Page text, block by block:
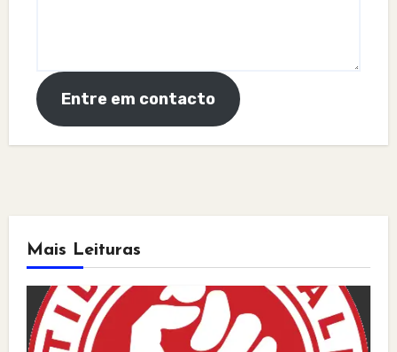
Entre em contacto
Mais Leituras